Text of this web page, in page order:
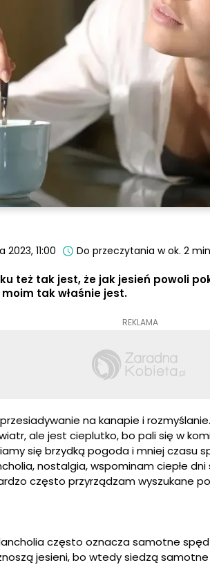
2023, 11:00 Do przeczytania w ok. 2
też tak jest, że jak jesień powoli
tak właśnie jest.
REKLAMA
na kanapie i
ale jest cieplutko, bo pali się w
się brzydką pogoda i mniej czasu
nostalgia, wspominam ciepłe
często przyrządzam wyszukane
często oznacza samotne
jesieni, bo wtedy siedzą